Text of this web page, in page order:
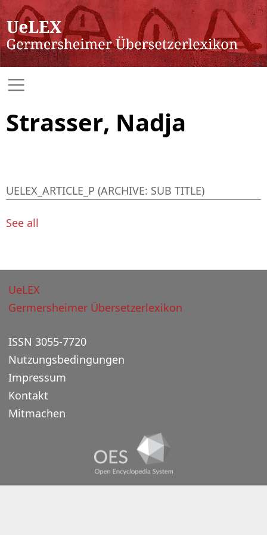
Strasser, Nadja
UELEX_ARTICLE_P (ARCHIVE: SUB TITLE)
See all
UeLEX
Germersheimer Übersetzerlexikon
ISSN 3055-7720
Nutzungsbedingungen
Impressum
Kontakt
Mitmachen